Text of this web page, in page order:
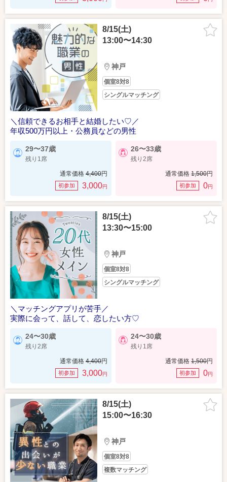
8/15(土)
13:00〜14:30
神戸
個室8対8
シングルマッチング
＼信頼できるお相手と結婚したい♡／
年収500万円以上・公務員などの男性
29〜37歳
残り1席
通常価格 4,400円
初参加 3,000円
26〜33歳
残り2席
通常価格 1,500円
初参加 0円
8/15(土)
13:30〜15:00
神戸
個室8対8
シングルマッチング
＼マッチングアプリが苦手／
実際に会って、話して、恋したい方♡
24〜30歳
残り2席
通常価格 4,400円
初参加 3,000円
24〜30歳
残り1席
通常価格 1,500円
初参加 0円
8/15(土)
15:00〜16:30
神戸
個室8対8
複数マッチング